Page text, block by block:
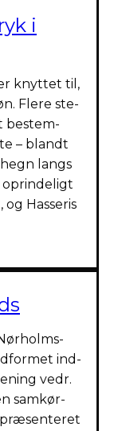
i
knyt­tet til,
Fle­re ste­
bestem­
– blandt
langs
oprin­de­ligt
Has­se­ris
ind­
vedr.
sam­kør­
præ­sen­te­ret